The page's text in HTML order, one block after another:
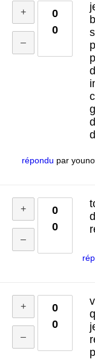
0
0
répondu par
0
0
0
0